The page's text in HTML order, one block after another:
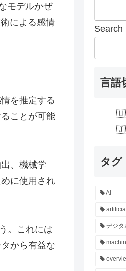
モデルかぜ
による感情
を推定する
ことが可能
、機械学
に使用され
。これには
から有益な
Search
言語
タグ
AI
デジタ